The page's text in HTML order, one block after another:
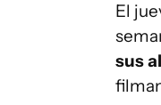
El
sus